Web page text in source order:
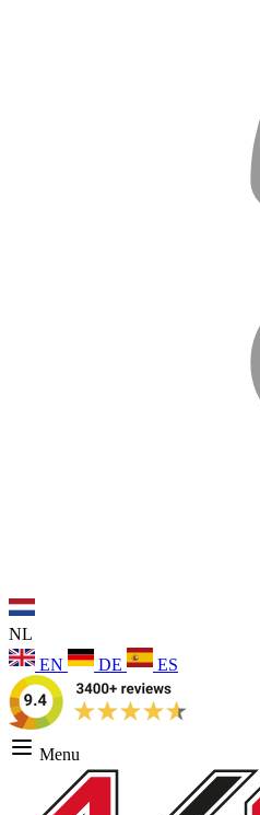
NL
EN
DE ES
Menu